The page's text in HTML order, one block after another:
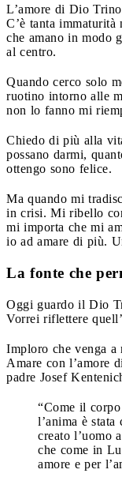
L’amore di Dio
C’è tanta
che amano in modo
al centro.
Quando cerco solo
ruotino intorno alle
non lo fanno mi
Chiedo di più alla
possano darmi,
ottengo sono felice.
Ma quando mi
in crisi. Mi ribello
mi importa che mi
io ad amare di più.
La fonte che
Oggi guardo il Dio
Vorrei riflettere
Imploro che venga a
Amare con l’amore
padre Josef
“Come il
l’anima è stata
creato l’uomo
che come in
amore e per